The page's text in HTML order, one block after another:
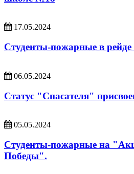
17.05.2024
Студенты-пожарные в
06.05.2024
Статус "Спасателя"
05.05.2024
Студенты-пожарные на
Победы".